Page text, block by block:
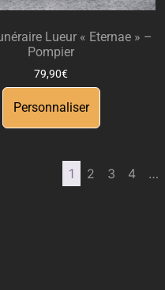
Lueur « Eternae » –
Pompier
79,90€
Personnaliser
1 2 3 4 …